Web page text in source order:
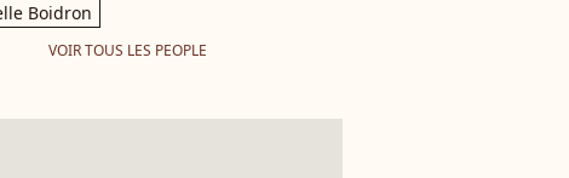
Boidron
VOIR TOUS LES PEOPLE